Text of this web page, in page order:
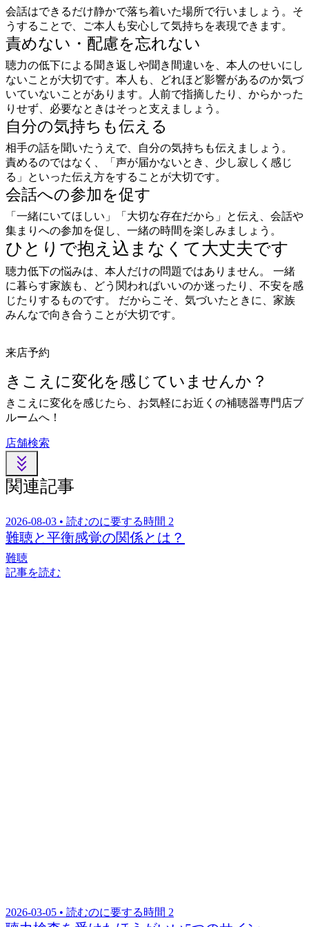
会話はできるだけ静かで落ち着いた場所で行いましょう。そ
うすることで、ご本人も安心して気持ちを表現できます。
責めない・配慮を忘れない
聴力の低下による聞き返しや聞き間違いを、本人のせいにし
ないことが大切です。本人も、どれほど影響があるのか気づ
いていないことがあります。人前で指摘したり、からかった
りせず、必要なときはそっと支えましょう。
自分の気持ちも伝える
相手の話を聞いたうえで、自分の気持ちも伝えましょう。
責めるのではなく、「声が届かないとき、少し寂しく感じ
る」といった伝え方をすることが大切です。
会話への参加を促す
「一緒にいてほしい」「大切な存在だから」と伝え、会話や
集まりへの参加を促し、一緒の時間を楽しみましょう。
ひとりで抱え込まなくて大丈夫です
聴力低下の悩みは、本人だけの問題ではありません。 一緒
に暮らす家族も、どう関わればいいのか迷ったり、不安を感
じたりするものです。 だからこそ、気づいたときに、家族
みんなで向き合うことが大切です。
来店予約
きこえに変化を感じていませんか？
きこえに変化を感じたら、お気軽にお近くの補聴器専門店ブ
ルームへ！
店舗検索
関連記事
2026-08-03 • 読むのに要する時間 2
難聴と平衡感覚の関係とは？
難聴
記事を読む
2026-03-05 • 読むのに要する時間 2